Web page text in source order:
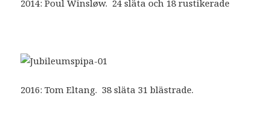
2014: Poul Winsløw. 24 släta och 18 rustikerade
2016: Tom Eltang. 38 släta 31 blästrade.